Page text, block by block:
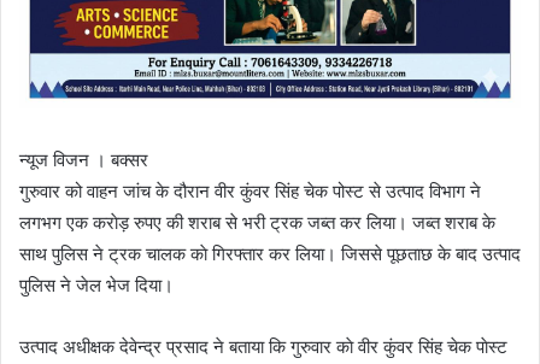
न्यूज विजन । बक्सर
गुरुवार को वाहन जांच के दौरान वीर कुंवर सिंह चेक पोस्ट से उत्पाद विभाग ने
लगभग एक कराेड़ रुपए की शराब से भरी ट्रक जब्त कर लिया। जब्त शराब के
साथ पुलिस ने ट्रक चालक काे गिरफ्तार कर लिया। जिससे पूछताछ के बाद उत्पाद
पुलिस ने जेल भेज दिया।
उत्पाद अधीक्षक देवेन्द्र प्रसाद ने बताया कि गुरुवार काे वीर कुंवर सिंह चेक पाेस्ट